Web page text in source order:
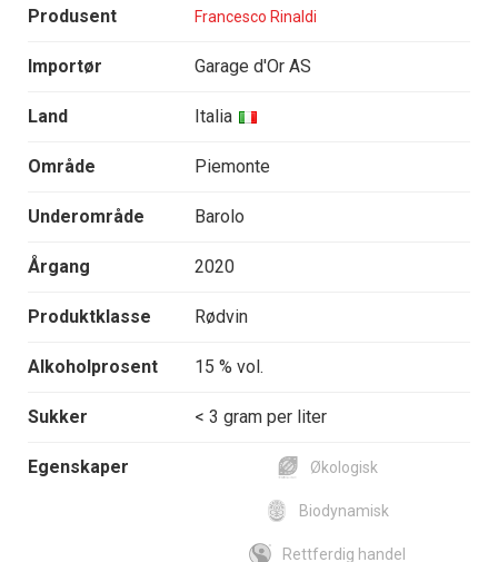
Produsent Francesco Rinaldi
Importør Garage d'Or AS
Land Italia
Område Piemonte
Underområde Barolo
Årgang 2020
Produktklasse Rødvin
Alkoholprosent 15 % vol.
Sukker < 3 gram per liter
Egenskaper Økologisk
Biodynamisk
Rettferdig handel